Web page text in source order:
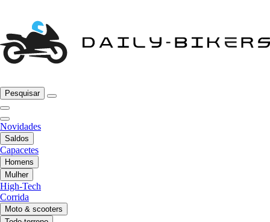
Pesquisar
Novidades
Saldos
Capacetes
Homens
Mulher
High-Tech
Corrida
Moto & scooters